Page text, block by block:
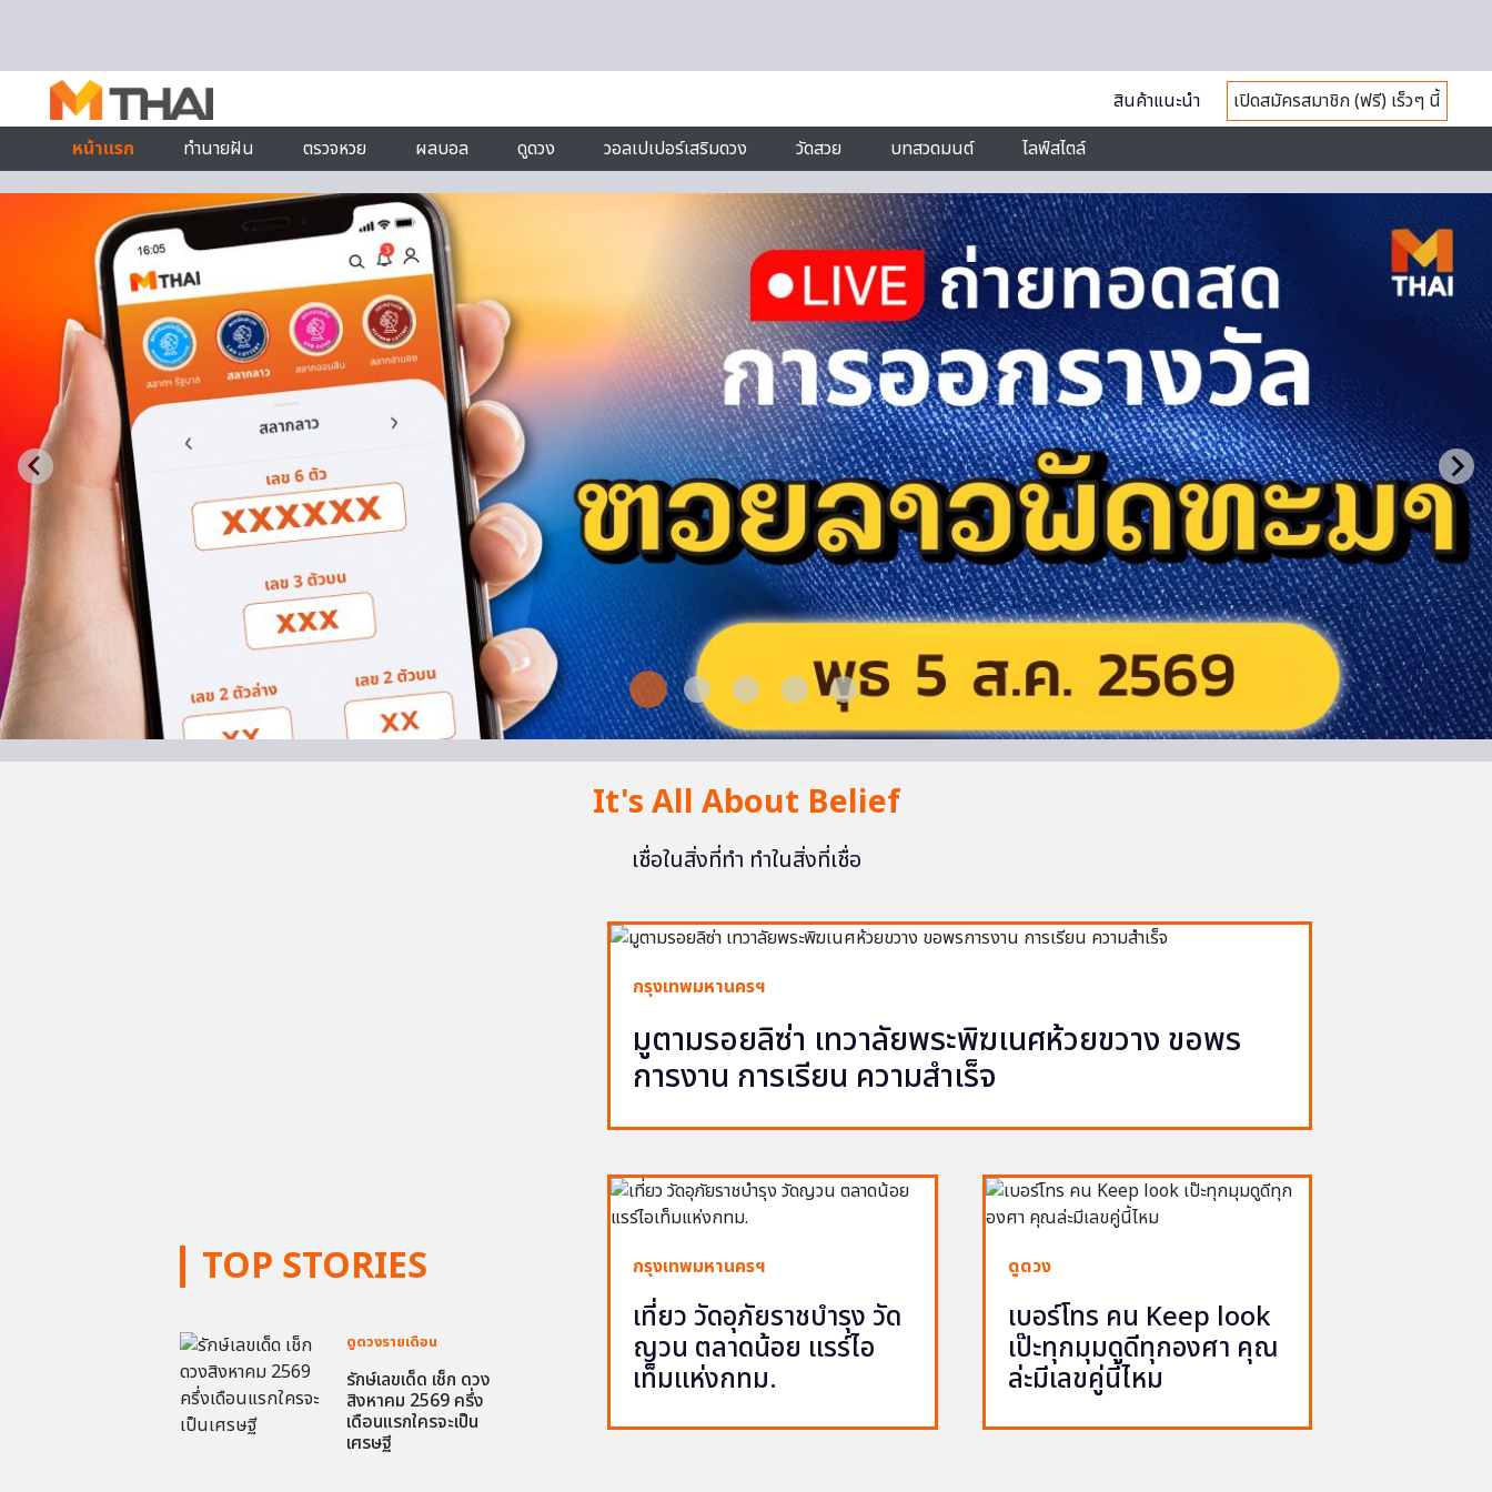
สินค้าแนะนำ
เปิดสมัครสมาชิก (ฟรี) เร็วๆ นี้
หน้าแรก
ทำนายฝัน ตรวจหวย ผลบอล ดูดวง วอลเปเปอร์เสริมดวง วัดสวย บทสวดมนต์ ไลฟ์สไตล์
It's All About Belief
เชื่อในสิ่งที่ทำ ทำในสิ่งที่เชื่อ
TOP STORIES
ดูดวงรายเดือน
รักษ์เลขเด็ด เช็ก ดวง
สิงหาคม 2569 ครึ่ง
เดือนแรกใครจะเป็น
เศรษฐี
กรุงเทพมหานครฯ
มูตามรอยลิซ่า เทวาลัยพระพิฆเนศห้วยขวาง ขอพร
การงาน การเรียน ความสำเร็จ
กรุงเทพมหานครฯ
เที่ยว วัดอุภัยราชบำรุง วัด
ญวน ตลาดน้อย แรร์ไอ
เท็มแห่งกทม.
ดูดวง
เบอร์โทร คน Keep look
เป๊ะทุกมุมดูดีทุกองศา คุณ
ล่ะมีเลขคู่นี้ไหม